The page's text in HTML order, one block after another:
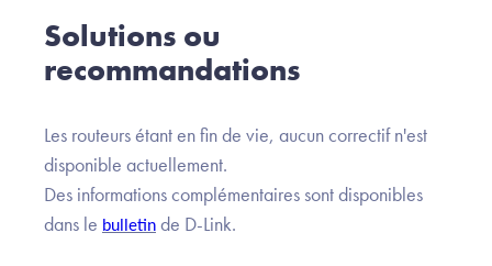
Solutions ou
recommandations
Les routeurs étant en fin de vie, aucun correctif n'est
disponible actuellement.
Des informations complémentaires sont disponibles
dans le bulletin de D-Link.